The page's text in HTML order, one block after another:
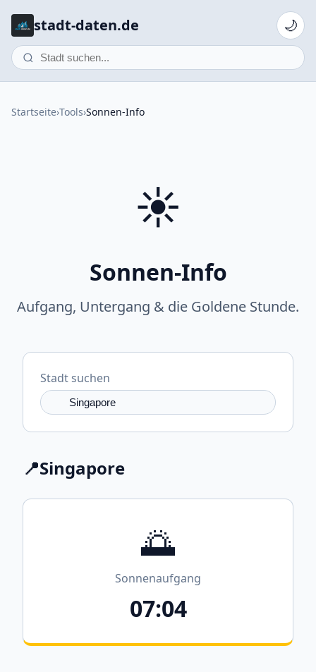
stadt-daten.de 🌙
Startseite›Tools›Sonnen-Info
☀️
Sonnen-Info
Aufgang, Untergang & die Goldene Stunde.
Stadt suchen
📍Singapore
🌅
Sonnenaufgang
07:04